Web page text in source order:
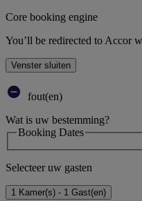
Core booking engine
You’ll be redirected to Accor
Venster sluiten
fout(en)
Wat is uw bestemming?
Booking Dates
Selecteer uw gasten
1 Kamer(s) - 1 Gast(en)